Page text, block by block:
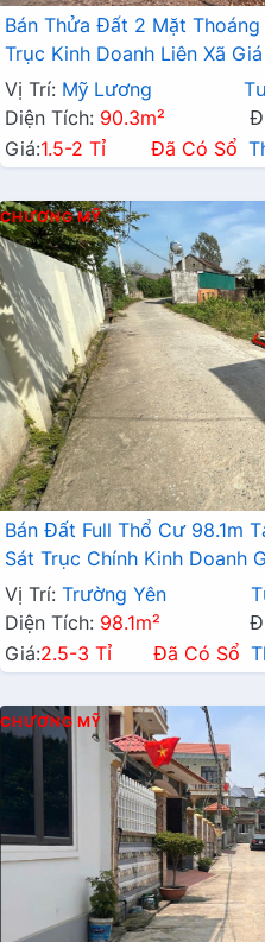
Bán Thửa Đất 2 Mặt
Trục Kinh Doanh Liên Xã
Vị Trí: Mỹ Lương
Diện Tích: 90.3m²
Giá:1.5-2 Tỉ Đã Có Sổ
CHƯƠNG MỸ
Bán Đất Full Thổ Cư 98.1m
Sát Trục Chính Kinh Doanh
Vị Trí: Trường Yên
Diện Tích: 98.1m²
Giá:2.5-3 Tỉ Đã Có Sổ
CHƯƠNG MỸ